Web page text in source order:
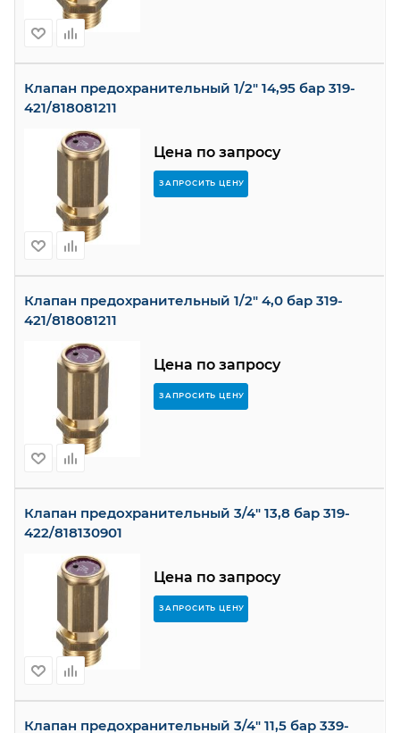
Клапан предохранительный 1/2" 14,95 бар 319-
421/818081211
Цена по запросу
ЗАПРОСИТЬ ЦЕНУ
Клапан предохранительный 1/2" 4,0 бар 319-
421/818081211
Цена по запросу
ЗАПРОСИТЬ ЦЕНУ
Клапан предохранительный 3/4" 13,8 бар 319-
422/818130901
Цена по запросу
ЗАПРОСИТЬ ЦЕНУ
Клапан предохранительный 3/4" 11,5 бар 339-